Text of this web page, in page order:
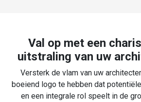
Val op met een
uitstraling van uw
Versterk de vlam van uw
boeiend logo te hebben dat
en een integrale rol speelt in de